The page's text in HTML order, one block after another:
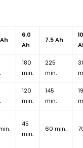
6.0
Ah
7.5 Ah
180
min.
225
min.
120
min.
145
min.
45
min.
60 min.